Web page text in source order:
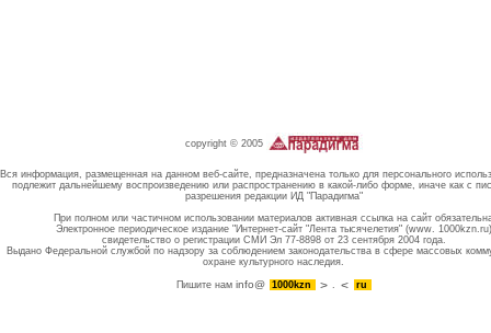
copyright © 2005
Вся информация, размещенная на данном веб-сайте, предназначена только для персонального
подлежит дальнейшему воспроизведению или распространению в какой-либо форме, иначе как с
разрешения редакции ИД "Парадигма"
При полном или частичном использовании материалов активная ссылка на сайт
Электронное периодическое издание "Интернет-сайт "Лента тысячелетия" (www. 1000kzn.ru)
свидетельство о регистрации СМИ Эл 77-8898 от 23 сентября 2004 года.
Выдано Федеральной службой по надзору за соблюдением законодательства в сфере массовых
охране культурного наследия.
Пишите намinfo@ 1000kzn . ru